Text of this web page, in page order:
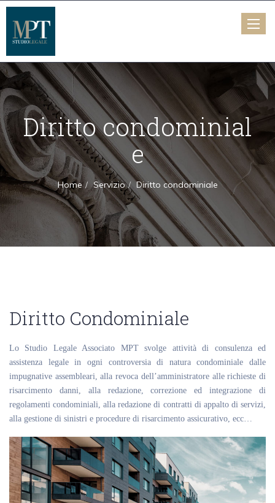
Toggle
Diritto condominial
e
Home Servizio Diritto condominiale
Diritto Condominiale
Lo Studio Legale Associato MPT svolge attività di consulenza ed
assistenza legale in ogni controversia di natura condominiale dalle
impugnative assembleari, alla revoca dell’amministratore alle richieste di
risarcimento danni, alla redazione, correzione ed integrazione di
regolamenti condominiali, alla redazione di contratti di appalto di servizi,
alla gestione di sinistri e procedure di risarcimento assicurativo, ecc…